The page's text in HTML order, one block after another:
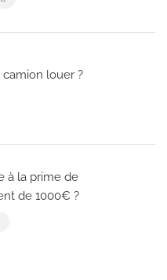
louer ?
à la prime de
de 1000€ ?